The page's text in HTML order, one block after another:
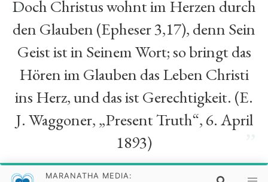
“
Doch Christus wohnt im Herzen durch
den Glauben (Epheser 3,17), denn Sein
Geist ist in Seinem Wort; so bringt das
Hören im Glauben das Leben Christi
ins Herz, und das ist Gerechtigkeit. (E.
J. Waggoner, „Present Truth“, 6. April
1893)
MARANATHA MEDIA: